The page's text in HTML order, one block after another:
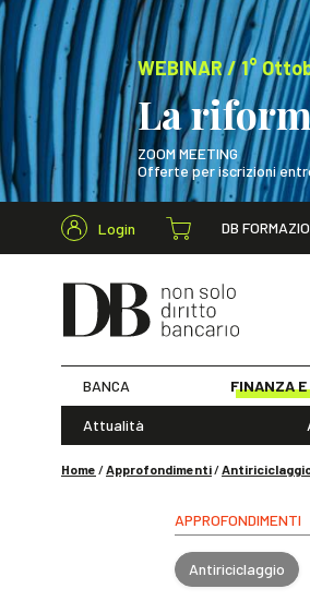
WEBINAR / 1°
La
ZOOM MEETING
Offerte per iscrizioni
Login DB
BANCA FINANZA E
Attualità
Home /Approfondimenti/
APPROFONDIMENTI
Antiriciclaggio